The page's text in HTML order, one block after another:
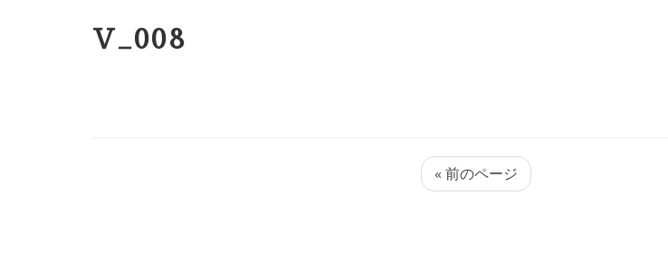
V_008
« 前のページ